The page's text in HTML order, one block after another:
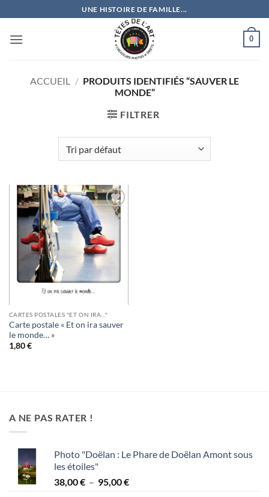
au
contenu
UNE HISTOIRE DE FAMILLE...
0
ACCUEIL / PRODUITS IDENTIFIÉS “SAUVER LE
MONDE”
FILTRER
Ajouter
wishlist
CARTES POSTALES "ET ON IRA..."
Carte postale « Et on ira sauver
le monde… »
1,80€
A NE PAS RATER !
Photo "Doëlan : Le Phare de Doëlan Amont sous
les étoiles"
38,00€ – 95,00€Plage